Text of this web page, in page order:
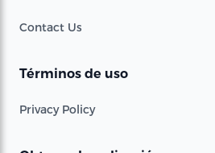
Contact Us
Términos de uso
Privacy Policy